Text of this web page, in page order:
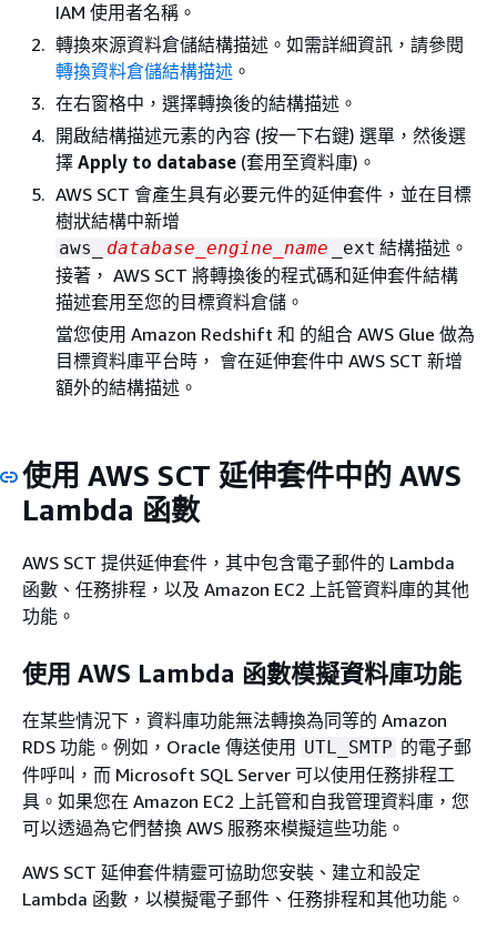
IAM 使用者名稱。
轉換來源資料倉儲結構描述。如需詳細資訊，請參閱
轉換資料倉儲結構描述 。
在右窗格中，選擇轉換後的結構描述。
開啟結構描述元素的內容 (按一下右鍵) 選單，然後選
擇 Apply to database (套用至資料庫)。
AWS SCT 會產生具有必要元件的延伸套件，並在目標
樹狀結構中新增
aws_ database_engine_name _ext 結構描述。
接著， AWS SCT 將轉換後的程式碼和延伸套件結構
描述套用至您的目標資料倉儲。
當您使用 Amazon Redshift 和 的組合 AWS Glue 做為
目標資料庫平台時， 會在延伸套件中 AWS SCT 新增
額外的結構描述。
使用 AWS SCT 延伸套件中的 AWS
Lambda 函數
AWS SCT 提供延伸套件，其中包含電子郵件的 Lambda
函數、任務排程，以及 Amazon EC2 上託管資料庫的其他
功能。
使用 AWS Lambda 函數模擬資料庫功能
在某些情況下，資料庫功能無法轉換為同等的 Amazon
RDS 功能。例如，Oracle 傳送使用 UTL_SMTP 的電子郵
件呼叫，而 Microsoft SQL Server 可以使用任務排程工
具。如果您在 Amazon EC2 上託管和自我管理資料庫，您
可以透過為它們替換 AWS 服務來模擬這些功能。
AWS SCT 延伸套件精靈可協助您安裝、建立和設定
Lambda 函數，以模擬電子郵件、任務排程和其他功能。